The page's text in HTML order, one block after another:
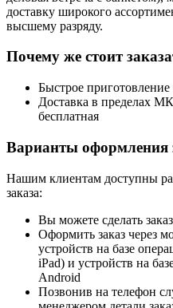
доставку широкого
высшему разряду.
Почему же стоит
Быстрое
Доставка в пределах
бесплатная
Варианты оформления
Нашим клиентам доступны
заказа:
Вы можете сделать
Оформить заказ через
устройств на базе
iPad) и устройств на
Android
Позвонив на телефон